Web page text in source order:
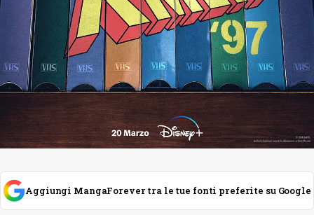
Aggiungi MangaForever tra le tue fonti preferite su Google